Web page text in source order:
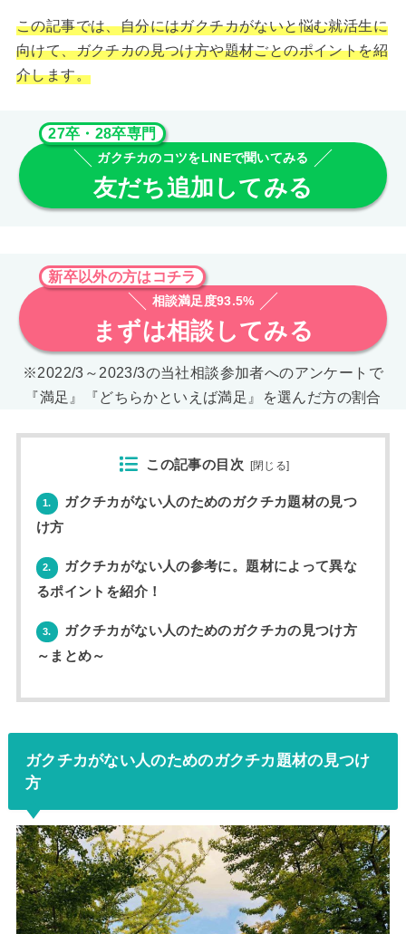
この記事では、自分にはガクチカがないと悩む就活生に
向けて、ガクチカの見つけ方や題材ごとのポイントを紹
介します。
27卒・28卒専門
ガクチカのコツをLINEで聞いてみる
友だち追加してみる
新卒以外の方はコチラ
相談満足度93.5%
まずは相談してみる
※2022/3～2023/3の当社相談参加者へのアンケートで
『満足』『どちらかといえば満足』を選んだ方の割合
この記事の目次 [閉じる]
1.
ガクチカがない人のためのガクチカ題材の見つ
け方
2.
ガクチカがない人の参考に。題材によって異な
るポイントを紹介！
3.
ガクチカがない人のためのガクチカの見つけ方
～まとめ～
ガクチカがない人のためのガクチカ題材の見つけ
方